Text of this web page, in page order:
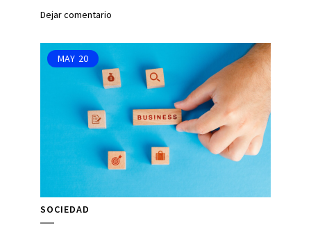
Dejar comentario
MAY 20
SOCIEDAD